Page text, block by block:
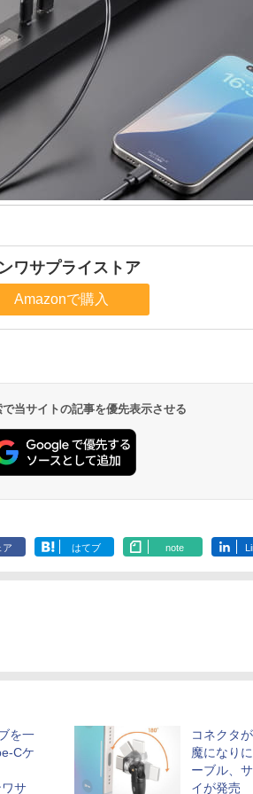
ワサプライストア
Amazonで購入
当サイトの記事を優先表示させる
ア はてブ note
を一
Cケ
サ
コネクタ
魔になり
ーブル、
イが発売